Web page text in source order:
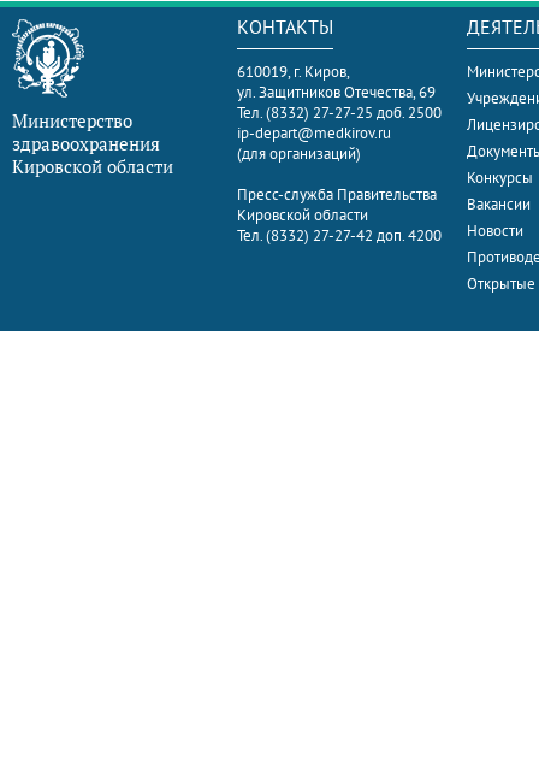
Министерство
здравоохранения
Кировской области
КОНТАКТЫ
610019, г. Киров,
ул. Защитников Отечества, 69
Тел. (8332) 27-27-25 доб. 2500
ip-depart@medkirov.ru
(для организаций)
Пресс-служба Правительства
Кировской области
Тел. (8332) 27-27-42 доп. 4200
Конкурсы
Вакансии
Новости